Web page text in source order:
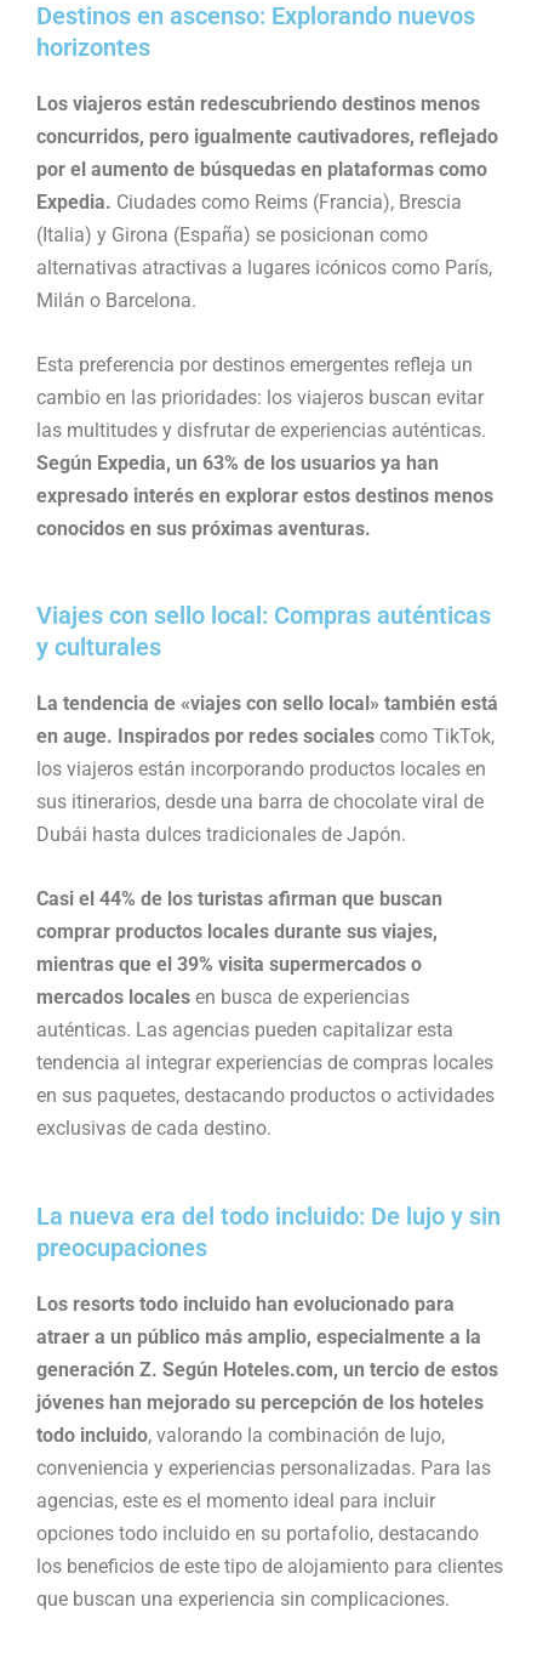
Destinos en ascenso: Explorando nuevos
horizontes
Los viajeros están redescubriendo destinos menos
concurridos, pero igualmente cautivadores, reflejado
por el aumento de búsquedas en plataformas como
Expedia. Ciudades como Reims (Francia), Brescia
(Italia) y Girona (España) se posicionan como
alternativas atractivas a lugares icónicos como París,
Milán o Barcelona.
Esta preferencia por destinos emergentes refleja un
cambio en las prioridades: los viajeros buscan evitar
las multitudes y disfrutar de experiencias auténticas.
Según Expedia, un 63% de los usuarios ya han
expresado interés en explorar estos destinos menos
conocidos en sus próximas aventuras.
Viajes con sello local: Compras auténticas
y culturales
La tendencia de «viajes con sello local» también está
en auge. Inspirados por redes sociales como TikTok,
los viajeros están incorporando productos locales en
sus itinerarios, desde una barra de chocolate viral de
Dubái hasta dulces tradicionales de Japón.
Casi el 44% de los turistas afirman que buscan
comprar productos locales durante sus viajes,
mientras que el 39% visita supermercados o
mercados locales en busca de experiencias
auténticas. Las agencias pueden capitalizar esta
tendencia al integrar experiencias de compras locales
en sus paquetes, destacando productos o actividades
exclusivas de cada destino.
La nueva era del todo incluido: De lujo y sin
preocupaciones
Los resorts todo incluido han evolucionado para
atraer a un público más amplio, especialmente a la
generación Z. Según Hoteles.com, un tercio de estos
jóvenes han mejorado su percepción de los hoteles
todo incluido, valorando la combinación de lujo,
conveniencia y experiencias personalizadas. Para las
agencias, este es el momento ideal para incluir
opciones todo incluido en su portafolio, destacando
los beneficios de este tipo de alojamiento para clientes
que buscan una experiencia sin complicaciones.